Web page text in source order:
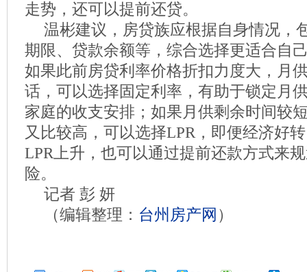
走势，还可以提前还贷。
温彬建议，房贷族应根据自身情况，
期限、贷款余额等，综合选择更适合自
如果此前房贷利率价格折扣力度大，月
话，可以选择固定利率，有助于锁定月
家庭的收支安排；如果月供剩余时间较
又比较高，可以选择LPR，即便经济好
LPR上升，也可以通过提前还款方式来
险。
记者 彭 妍
（编辑整理： 台州房产网 ）